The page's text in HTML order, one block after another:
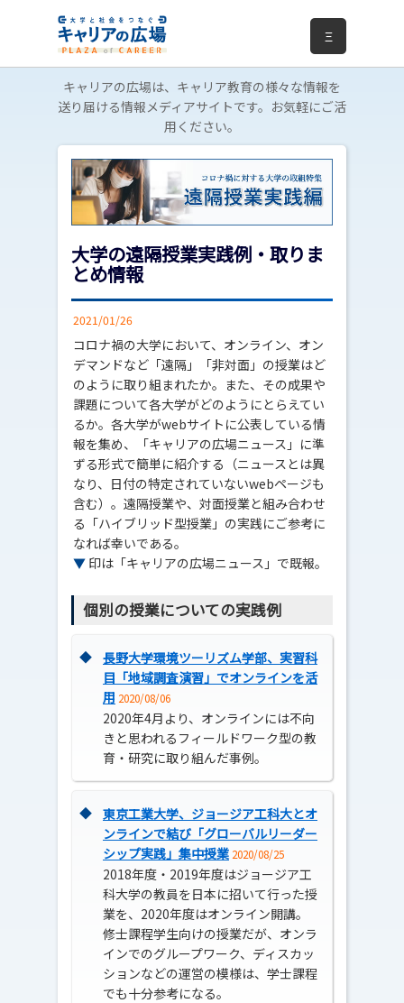
Ξ
キャリアの広場は、キャリア教育の様々な情報を
送り届ける情報メディアサイトです。お気軽にご活
用ください。
大学の遠隔授業実践例・取りま
とめ情報
2021/01/26
コロナ禍の大学において、オンライン、オン
デマンドなど「遠隔」「非対面」の授業はど
のように取り組まれたか。また、その成果や
課題について各大学がどのようにとらえてい
るか。各大学がwebサイトに公表している情
報を集め、「キャリアの広場ニュース」に準
ずる形式で簡単に紹介する（ニュースとは異
なり、日付の特定されていないwebページも
含む）。遠隔授業や、対面授業と組み合わせ
る「ハイブリッド型授業」の実践にご参考に
なれば幸いである。
▼ 印は「キャリアの広場ニュース」で既報。
個別の授業についての実践例
◆ 長野大学環境ツーリズム学部、実習科
目「地域調査演習」でオンラインを活
用 2020/08/06
2020年4月より、オンラインには不向
きと思われるフィールドワーク型の教
育・研究に取り組んだ事例。
◆ 東京工業大学、ジョージア工科大とオ
ンラインで結び「グローバルリーダー
シップ実践」集中授業 2020/08/25
2018年度・2019年度はジョージア工
科大学の教員を日本に招いて行った授
業を、2020年度はオンライン開講。
修士課程学生向けの授業だが、オンラ
インでのグループワーク、ディスカッ
ションなどの運営の模様は、学士課程
でも十分参考になる。